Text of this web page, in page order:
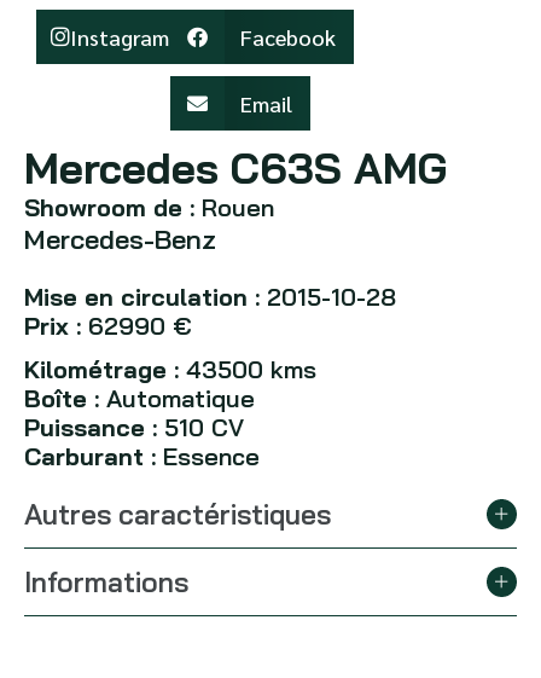
Instagram Facebook
Email
Mercedes C63S AMG
Showroom de : Rouen
Mercedes-Benz
Mise en circulation : 2015-10-28
Prix : 62990 €
Kilométrage : 43500 kms
Boîte : Automatique
Puissance : 510 CV
Carburant : Essence
Autres caractéristiques
Informations